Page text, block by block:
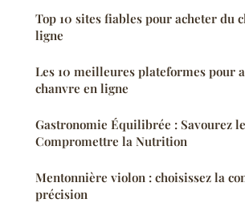
Top 10 sites fiables pour acheter du
ligne
Les 10 meilleures plateformes pour
chanvre en ligne
Gastronomie Équilibrée : Savourez
Compromettre la Nutrition
Mentonnière violon : choisissez la
précision